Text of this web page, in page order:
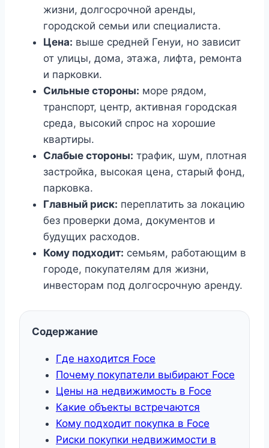
жизни, долгосрочной аренды,
городской семьи или специалиста.
Цена: выше средней Генуи, но зависит
от улицы, дома, этажа, лифта, ремонта
и парковки.
Сильные стороны: море рядом,
транспорт, центр, активная городская
среда, высокий спрос на хорошие
квартиры.
Слабые стороны: трафик, шум, плотная
застройка, высокая цена, старый фонд,
парковка.
Главный риск: переплатить за локацию
без проверки дома, документов и
будущих расходов.
Кому подходит: семьям, работающим в
городе, покупателям для жизни,
инвесторам под долгосрочную аренду.
Содержание
Где находится Foce
Почему покупатели выбирают Foce
Цены на недвижимость в Foce
Какие объекты встречаются
Кому подходит покупка в Foce
Риски покупки недвижимости в